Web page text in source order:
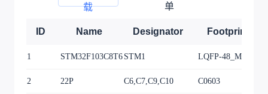
载
单
ID Name Designator Footprint
1 STM32F103C8T6 STM1 LQFP-48_M
2 22P C6,C7,C9,C10 C0603